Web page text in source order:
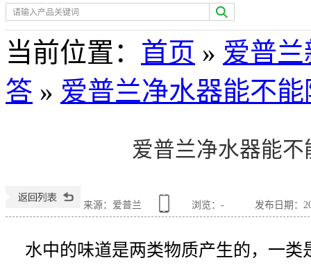
热门关键词： 空气净化
当前位置 ： 首页 » 爱普
答 » 爱普兰净水器能不能
爱普兰净水器能不
来源：爱普兰 浏览： - 发布日期：
水中的味道是两类物质产生的，一类